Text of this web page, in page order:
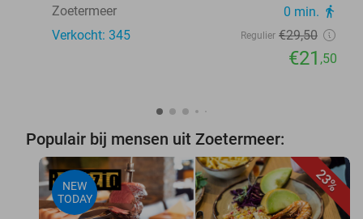
Zoetermeer 0 min. directions_walk
Verkocht: 345 Regulier €29,50
€21 ,50
Populair bij mensen uit Zoetermeer:
23%
NEW
TODAY